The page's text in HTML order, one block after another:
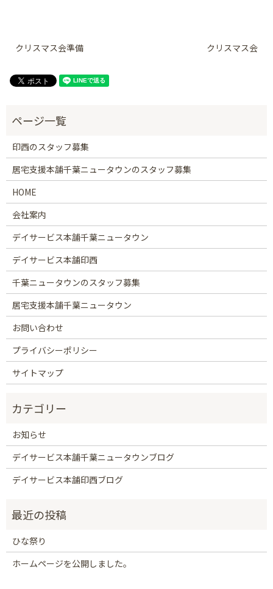
クリスマス会準備 クリスマス会
印西のスタッフ募集
居宅支援本舗千葉ニュータウンのスタッフ募集
HOME
会社案内
デイサービス本舗千葉ニュータウン
デイサービス本舗印西
千葉ニュータウンのスタッフ募集
居宅支援本舗千葉ニュータウン
お問い合わせ
プライバシーポリシー
サイトマップ
お知らせ
デイサービス本舗千葉ニュータウンブログ
デイサービス本舗印西ブログ
ひな祭り
ホームページを公開しました。